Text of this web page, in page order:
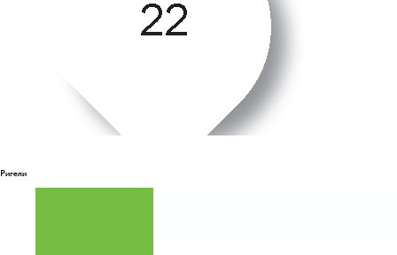
Ригели